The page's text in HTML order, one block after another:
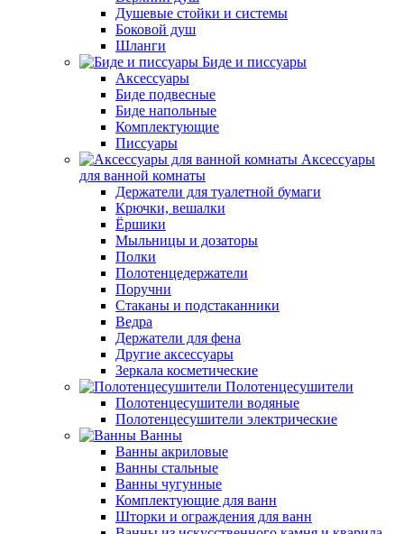
Душевые стойки и системы
Боковой душ
Шланги
Биде и писсуары
Аксессуары
Биде подвесные
Биде напольные
Комплектующие
Писсуары
Аксессуары
для ванной комнаты
Держатели для туалетной бумаги
Крючки, вешалки
Ёршики
Мыльницы и дозаторы
Полки
Полотенцедержатели
Поручни
Стаканы и подстаканники
Ведра
Держатели для фена
Другие аксессуары
Зеркала косметические
Полотенцесушители
Полотенцесушители водяные
Полотенцесушители электрические
Ванны
Ванны акриловые
Ванны стальные
Ванны чугунные
Комплектующие для ванн
Шторки и ограждения для ванн